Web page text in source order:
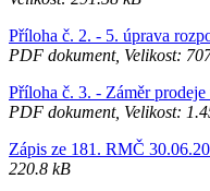
Příloha č. 2. - 5. úprava
PDF dokument, Velikost:
Příloha č. 3. - Záměr
PDF dokument, Velikost:
Zápis ze 181. RMČ
220.8 kB